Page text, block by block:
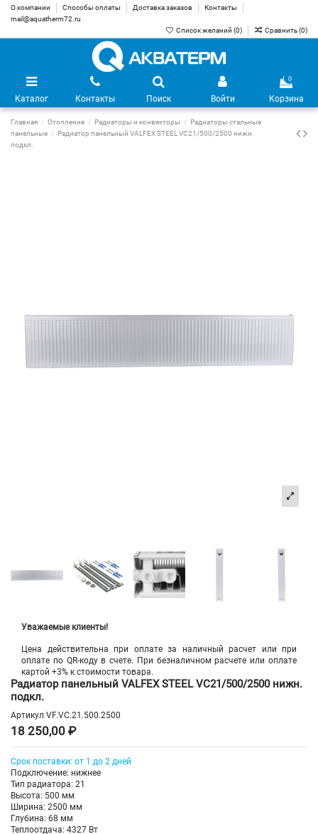
О компании Способы оплаты Доставка заказов
Контакты
mail@aquatherm72.ru
Список желаний (0) Сравнить (0)
Каталог Контакты Поиск Войти
0
Корзина
Главная Отопление Радиаторы и конвекторы
Радиаторы стальные
панельные
Радиатор панельный VALFEX STEEL VC21/500/2500 нижн.
подкл.
Уважаемые клиенты!
Цена действительна при оплате за наличный расчет или при
оплате по QR-коду в счете. При безналичном расчете или оплате
картой +3% к стоимости товара.
Радиатор панельный VALFEX STEEL VC21/500/2500 нижн.
подкл.
Артикул VF.VC.21.500.2500
18 250,00 ₽
Срок поставки: от 1 до 2 дней
Подключение: нижнее
Тип радиатора: 21
Высота: 500 мм
Ширина: 2500 мм
Глубина: 68 мм
Теплоотдача: 4327 Вт